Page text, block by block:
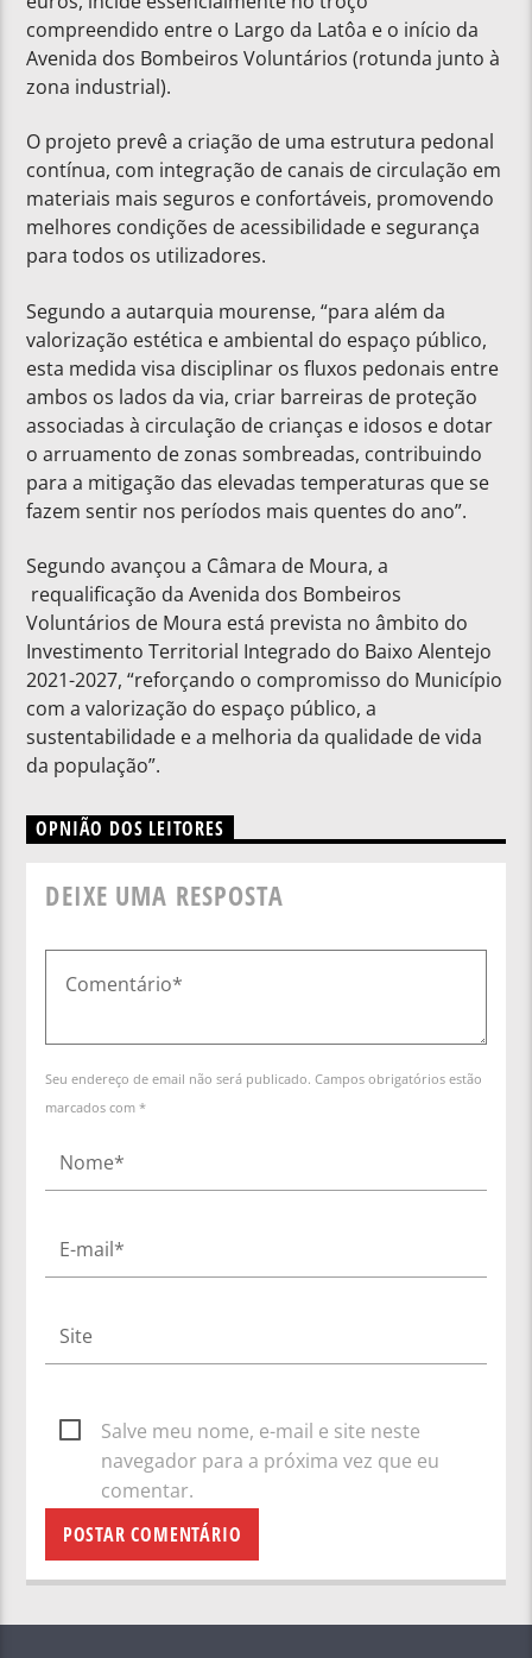
compreendido entre o Largo da Latôa e o início da
Avenida dos Bombeiros Voluntários (rotunda junto à
zona industrial).
O projeto prevê a criação de uma estrutura pedonal
contínua, com integração de canais de circulação em
materiais mais seguros e confortáveis, promovendo
melhores condições de acessibilidade e segurança
para todos os utilizadores.
Segundo a autarquia mourense, “para além da
valorização estética e ambiental do espaço público,
esta medida visa disciplinar os fluxos pedonais entre
ambos os lados da via, criar barreiras de proteção
associadas à circulação de crianças e idosos e dotar
o arruamento de zonas sombreadas, contribuindo
para a mitigação das elevadas temperaturas que se
fazem sentir nos períodos mais quentes do ano”.
Segundo avançou a Câmara de Moura, a
requalificação da Avenida dos Bombeiros
Voluntários de Moura está prevista no âmbito do
Investimento Territorial Integrado do Baixo Alentejo
2021-2027, “reforçando o compromisso do Município
com a valorização do espaço público, a
sustentabilidade e a melhoria da qualidade de vida
da população”.
OPNIÃO DOS LEITORES
DEIXE UMA RESPOSTA
Seu endereço de email não será publicado. Campos obrigatórios estão
marcados com *
Salve meu nome, e-mail e site neste
navegador para a próxima vez que eu
comentar.